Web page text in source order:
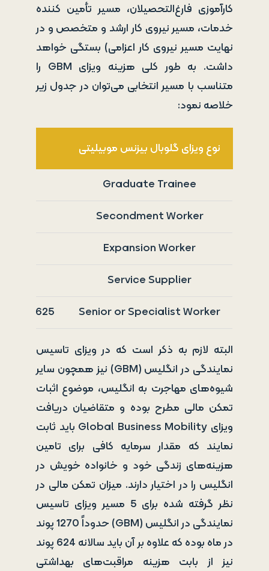
کارآموزی فارغ‌التحصیلان، مسیر تأمین کننده
خدمات، مسیر نیروی کار ارشد و متخصص و در
نهایت مسیر نیروی کار اعزامی) بستگی خواهد
داشت. به طور کلی هزینه ویزای GBM را
متناسب با مسیر انتخابی می‌توان در جدول زیر
خلاصه نمود:
نوع ویزای گلوبال بیزنس موبیلیتی
Graduate Trainee
Secondment Worker
Expansion Worker
Service Supplier
Senior or Specialist Worker
625 الی 1423 (متناسب با شرایط متقاضی)
البته لازم به ذکر است که در ویزای تاسیس
نمایندگی در انگلیس (GBM) نیز همچون سایر
شیوه‌های مهاجرت به انگلیس، موضوع اثبات
تمکن مالی مطرح بوده و متقاضیان دریافت
ویزای Global Business Mobility باید ثابت
نمایند که مقدار سرمایه کافی برای تامین
هزینه‌های زندگی خود و خانواده خویش در
انگلیس را در اختیار دارند. میزان تمکن مالی در
نظر گرفته شده برای 5 مسیر ویزای تاسیس
نمایندگی در انگلیس (GBM) حدوداً 1270 پوند
در ماه بوده که علاوه بر آن باید سالانه 624 پوند
نیز از بابت هزینه مراقبت‌های بهداشتی